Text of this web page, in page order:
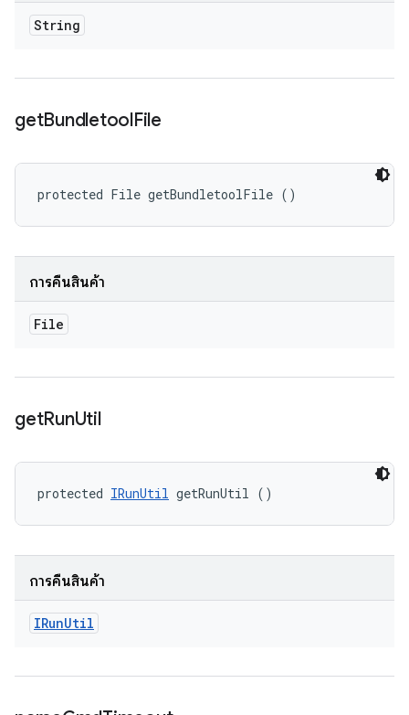
String
getBundletoolFile
protected File getBundletoolFile ()
การคืนสินค้า
File
getRunUtil
protected IRunUtil getRunUtil ()
การคืนสินค้า
IRunUtil